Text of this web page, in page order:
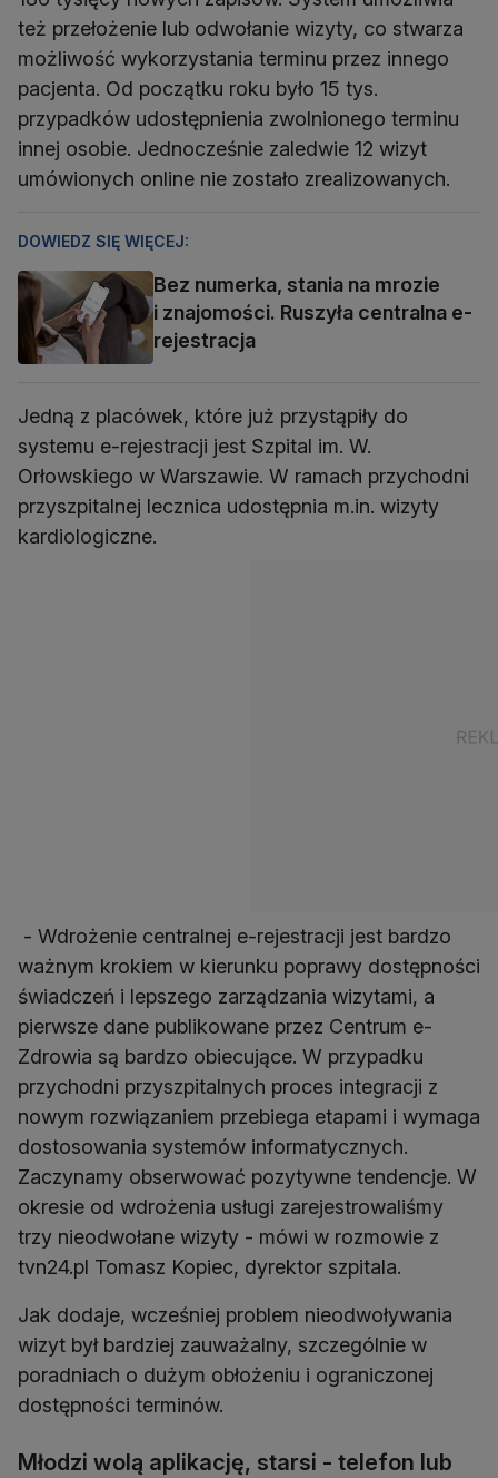
też przełożenie lub odwołanie wizyty, co stwarza
możliwość wykorzystania terminu przez innego
pacjenta. Od początku roku było 15 tys.
przypadków udostępnienia zwolnionego terminu
innej osobie. Jednocześnie zaledwie 12 wizyt
umówionych online nie zostało zrealizowanych.
DOWIEDZ SIĘ WIĘCEJ:
Bez numerka, stania na mrozie
i znajomości. Ruszyła centralna e-
rejestracja
Jedną z placówek, które już przystąpiły do
systemu e-rejestracji jest Szpital im. W.
Orłowskiego w Warszawie. W ramach przychodni
przyszpitalnej lecznica udostępnia m.in. wizyty
kardiologiczne.
- Wdrożenie centralnej e-rejestracji jest bardzo
ważnym krokiem w kierunku poprawy dostępności
świadczeń i lepszego zarządzania wizytami, a
pierwsze dane publikowane przez Centrum e-
Zdrowia są bardzo obiecujące. W przypadku
przychodni przyszpitalnych proces integracji z
nowym rozwiązaniem przebiega etapami i wymaga
dostosowania systemów informatycznych.
Zaczynamy obserwować pozytywne tendencje. W
okresie od wdrożenia usługi zarejestrowaliśmy
trzy nieodwołane wizyty - mówi w rozmowie z
tvn24.pl Tomasz Kopiec, dyrektor szpitala.
Jak dodaje, wcześniej problem nieodwoływania
wizyt był bardziej zauważalny, szczególnie w
poradniach o dużym obłożeniu i ograniczonej
dostępności terminów.
Młodzi wolą aplikację, starsi - telefon lub